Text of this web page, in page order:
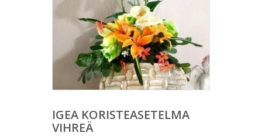
IGEA KORISTEASETELMA
VIHREÄ